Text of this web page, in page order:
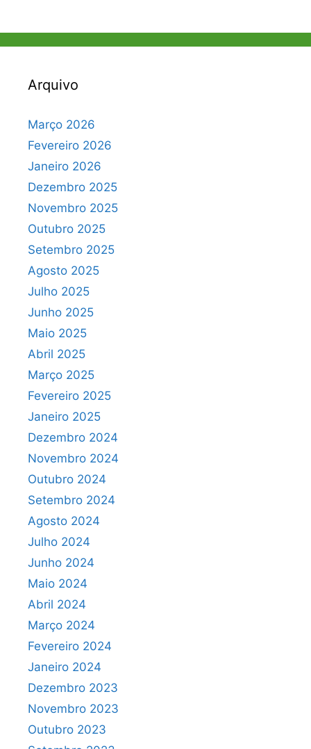
Arquivo
Março 2026
Fevereiro 2026
Janeiro 2026
Dezembro 2025
Novembro 2025
Outubro 2025
Setembro 2025
Agosto 2025
Julho 2025
Junho 2025
Maio 2025
Abril 2025
Março 2025
Fevereiro 2025
Janeiro 2025
Dezembro 2024
Novembro 2024
Outubro 2024
Setembro 2024
Agosto 2024
Julho 2024
Junho 2024
Maio 2024
Abril 2024
Março 2024
Fevereiro 2024
Janeiro 2024
Dezembro 2023
Novembro 2023
Outubro 2023